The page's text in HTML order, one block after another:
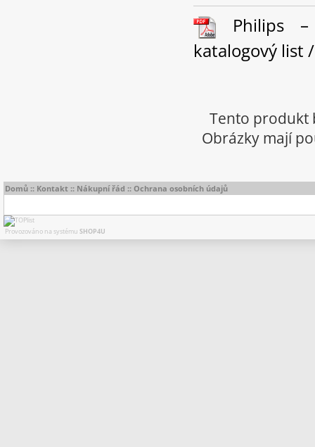
Philips –
katalogový list
Tento produkt
Obrázky mají
Domů :: Kontakt :: Nákupní řád :: Ochrana osobních údajů
Provozováno na systému SHOP4U